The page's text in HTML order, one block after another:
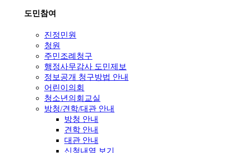
도민참여
진정민원
청원
주민조례청구
행정사무감사 도민제보
정보공개 청구방법 안내
어린이의회
청소년의회교실
방청/견학/대관 안내
방청 안내
견학 안내
대관 안내
신청내역 보기